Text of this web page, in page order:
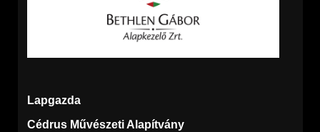
Lapgazda
Cédrus Művészeti Alapítvány